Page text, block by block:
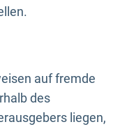
auf fremde
des
liegen,